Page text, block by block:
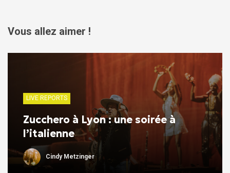
Vous allez aimer !
LIVE REPORTS
Zucchero à Lyon : une soirée à
l’italienne
Cindy Metzinger